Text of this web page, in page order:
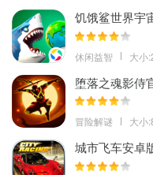
饥饿鲨世界宇
休闲益智 大小
堕落之魂影侍
冒险解谜 大小
城市飞车安卓